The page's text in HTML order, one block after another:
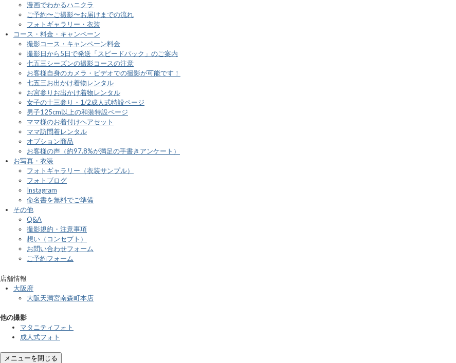
漫画でわかるハニクラ
ご予約〜ご撮影〜お届けまでの流れ
フォトギャラリー・衣装
コース・料金・キャンペーン
撮影コース・キャンペーン料金
撮影日から5日で発送「スピードパック」のご案内
七五三シーズンの撮影コースの注意
お客様自身のカメラ・ビデオでの撮影が可能です！
七五三お出かけ着物レンタル
お宮参りお出かけ着物レンタル
女子の十三参り・1/2成人式特設ページ
男子125cm以上の和装特設ページ
ママ様のお着付けヘアセット
ママ訪問着レンタル
オプション商品
お客様の声（約97.8%が満足の手書きアンケート）
お写真・衣装
フォトギャラリー（衣装サンプル）
フォトブログ
Instagram
命名書を無料でご準備
その他
Q&A
撮影規約・注意事項
想い（コンセプト）
お問い合わせフォーム
ご予約フォーム
店舗情報
大阪府
大阪天満宮南森町本店
他の撮影
マタニティフォト
成人式フォト
メニューを閉じる